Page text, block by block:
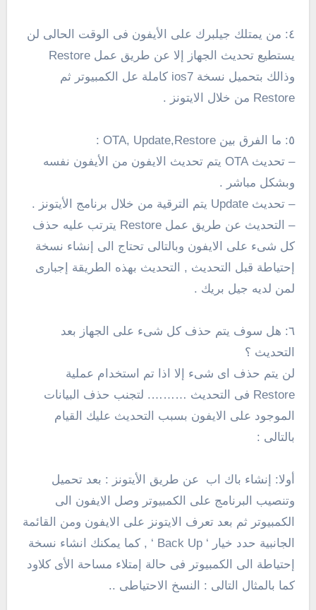
٤: من يمتلك جيلبرك على الأيفون فى الوقت الحالى لن
يستطيع تحديث الجهاز إلا عن طريق عمل Restore
وذالك بتحميل نسخة ios7 كاملة عل الكمبيوتر ثم
Restore من خلال الايتونز .
٥: ما الفرق بين OTA, Update,Restore :
– تحديث OTA يتم تحديث الايفون من الأيفون نفسه
وبشكل مباشر .
– تحديث Update يتم الترقية من خلال برنامج الأيتونز .
– التحديث عن طريق عمل Restore يترتب عليه حذف
كل شىء على الايفون وبالتالى تحتاج الى إنشاء نسخة
إحتياطة قبل التحديث , التحديث بهذه الطريقة إجبارى
لمن لديه جيل بريك .
٦: هل سوف يتم حذف كل شىء على الجهاز بعد
التحديث ؟
لن يتم حذف اى شىء إلا اذا تم استخدام عملية
Restore فى التحديث ………. لتجنب حذف البيانات
الموجود على الايفون بسبب التحديث عليك القيام
بالتالى :
أولا: إنشاء باك اب عن طريق الأيتونز : بعد تحميل
وتنصيب البرنامج على الكمبيوتر وصل الايفون الى
الكمبيوتر ثم بعد تعرف الايتونز على الايفون ومن القائمة
الجانبية حدد خيار ‘ Back Up ‘ , كما يمكنك انشاء نسخة
إحتياطة الى الكمبيوتر فى حالة إمتلاء مساحة الأى كلاود
كما بالمثال التالى : النسخ الاحتياطى ..